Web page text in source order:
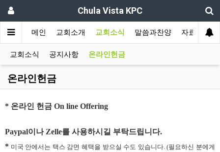
Chula Vista KPC
메인 교회소개 교회소식 말씀과찬양 자료실
교회소식 공지사항 온라인헌금
온라인헌금
* 온라인 헌금 On line Offering
Paypal이나 Zelle를 사용하시길 부탁드립니다.
* 미국 안에서는 택스 감면 혜택을 받으실 수도 있습니다. (필요하신 분에게